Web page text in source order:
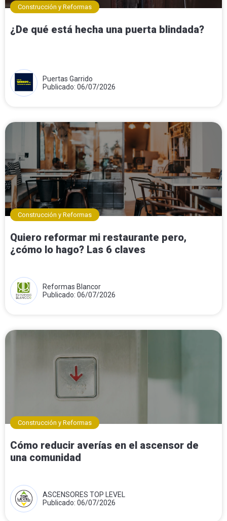
Construcción y Reformas
¿De qué está hecha una puerta blindada?
Puertas Garrido
Publicado: 06/07/2026
Construcción y Reformas
Quiero reformar mi restaurante pero,
¿cómo lo hago? Las 6 claves
Reformas Blancor
Publicado: 06/07/2026
Construcción y Reformas
Cómo reducir averías en el ascensor de
una comunidad
ASCENSORES TOP LEVEL
Publicado: 06/07/2026